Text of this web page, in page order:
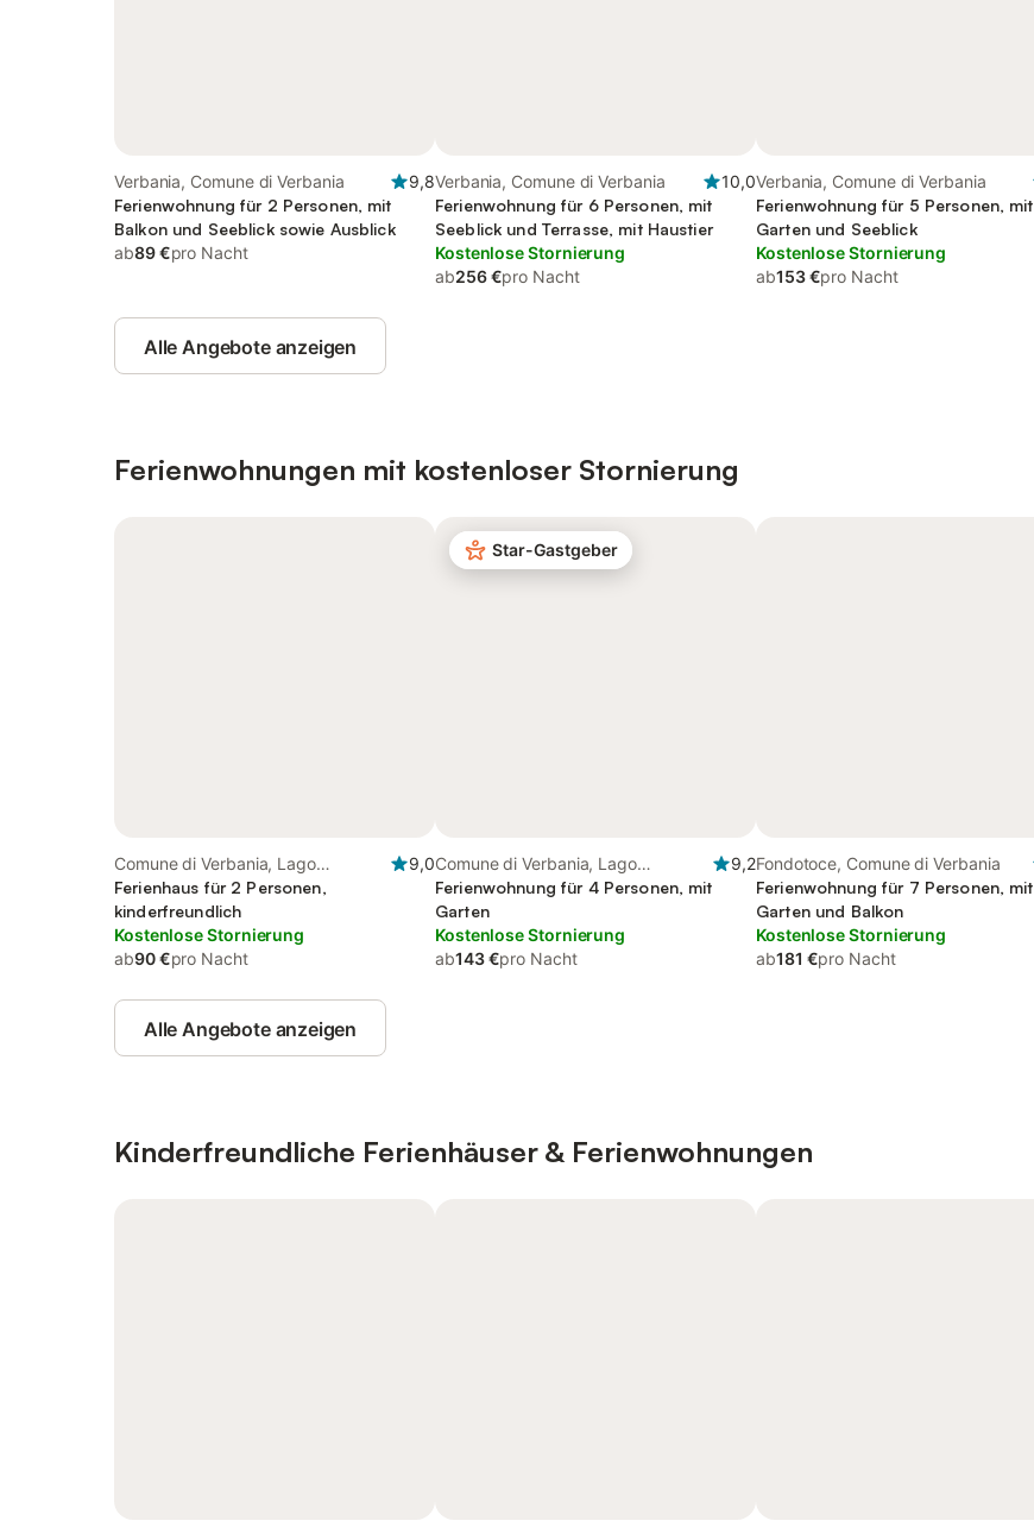
Verbania, Comune di Verbania
9,8
Ferienwohnung für 2 Personen, mit
Balkon und Seeblick sowie Ausblick
ab89 €pro Nacht
Verbania, Comune di Verbania
10,0
Ferienwohnung für 6 Personen, mit
Seeblick und Terrasse, mit Haustier
Kostenlose Stornierung
ab256 €pro Nacht
Verbania, Comune di Verbania
Ferienwohnung für 5 Personen, mit
Garten und Seeblick
Kostenlose Stornierung
ab153 €pro Nacht
Alle Angebote anzeigen
Ferienwohnungen mit kostenloser Stornierung
Comune di Verbania, Lago
Maggiore (Piemont)
9,0
Ferienhaus für 2 Personen,
kinderfreundlich
Kostenlose Stornierung
ab90 €pro Nacht
Star-Gastgeber
Comune di Verbania, Lago
Maggiore (Piemont)
9,2
Ferienwohnung für 4 Personen, mit
Garten
Kostenlose Stornierung
ab143 €pro Nacht
Fondotoce, Comune di Verbania
Ferienwohnung für 7 Personen, mit
Garten und Balkon
Kostenlose Stornierung
ab181 €pro Nacht
Alle Angebote anzeigen
Kinderfreundliche Ferienhäuser & Ferienwohnungen